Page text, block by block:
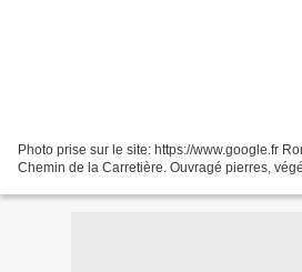
Photo prise sur le site: https://www.google.fr
Chemin de la Carretière. Ouvragé pierres,